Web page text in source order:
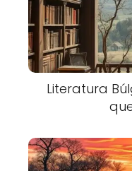
Literatura